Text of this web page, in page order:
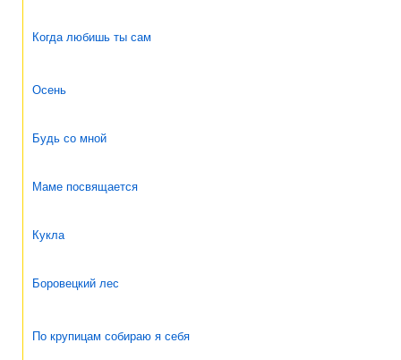
Когда любишь ты сам
Осень
Будь со мной
Маме посвящается
Кукла
Боровецкий лес
По крупицам собираю я себя